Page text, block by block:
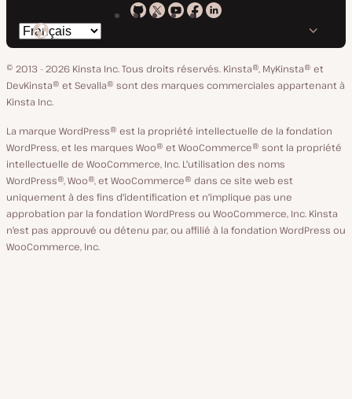
Kinsta
GitHub
Kinsta
X
Kinsta
YouTube
Kinsta
Facebook
Kinsta
LinkedIn
Changer
de
langue
© 2013 - 2026 Kinsta Inc. Tous droits réservés. Kinsta®, MyKinsta® et
DevKinsta® et Sevalla® sont des marques commerciales appartenant à
Kinsta Inc.
La marque WordPress® est la propriété intellectuelle de la fondation
WordPress, et les marques Woo® et WooCommerce® sont la propriété
intellectuelle de WooCommerce, Inc. L'utilisation des noms
WordPress®, Woo®, et WooCommerce® dans ce site web est
uniquement à des fins d'identification et n'implique pas une
approbation par la fondation WordPress ou WooCommerce, Inc. Kinsta
n'est pas approuvé ou détenu par, ou affilié à la fondation WordPress ou
WooCommerce, Inc.